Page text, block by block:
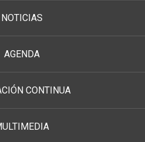
NOTICIAS
AGENDA
CONTINUA